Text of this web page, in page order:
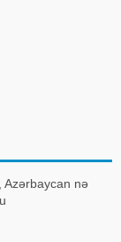
Azərbaycan nə